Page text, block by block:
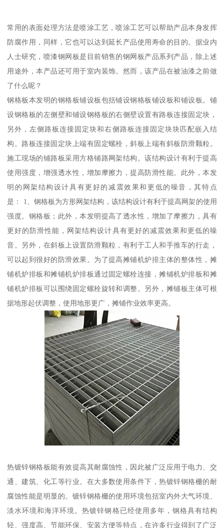
常用的表面处理方法是喷涂工艺，喷涂工艺可以帮助产品本身发挥
防腐作用，同样，它也可以达到延长产品使用寿命的目的。据业内
人士研究，喷漆钢网板是目前销售的钢网板产品系列产品，除上述
用途外，本产品还可用于室内装饰。然而，该产品在被油漆之前做
了什么呢？
钢格板本发明的钢格板铺设板包括铺设钢格板铺设板和铺设板。铺
设钢格板的左侧壁和铺设钢格板的右侧壁设置有路板连接固定块，
另外，左侧路板连接固定块和右侧路板连接固定块块匹配嵌入结
构。路板连接固定块上端有固定螺栓，斜板上端有斜板防滑颗粒。
施工现场的铺路板采用方格铺路网架结构。该结构设计有利于提高
使用强度，增强透水性，增加摩擦力，提高防滑性能。此外，本发
明的网架结构设计具有更好的减震效果和更低的噪音，其特点
是： 1、钢格板为方形网架结构，该结构设计有利于提高网架的使用
强度。钢格板；此外，本发明提高了透水性，增加了摩擦力，具有
更好的防滑性能，网架结构设计具有更好的减震效果和更低的噪
音。另外，在斜板上设置防滑颗粒，有利于工人和手推车的行走，
可以起到很好的防滑效果。为了提高摊铺机炉排主体的整体性，摊
铺机炉排板和摊铺机炉排板通过固定螺栓连接，摊铺机炉排板和摊
铺机炉排板可以围绕固定螺栓旋转和调整。另外，摊铺板主体可根
据地形起伏调整，使用地形更广，摊铺作业效率更高。
热镀锌钢格板能有效提高其耐腐蚀性，因此被广泛应用于电力、交
通、建筑、化工等行业。在大多数使用条件下，热镀锌钢格栅的耐
腐蚀性能是明显的。镀锌钢格栅的使用环境包括室内外大气环境、
淡水环境和海洋环境。热镀锌钢格已经使用多年，钢格具有结构
轻、强度高、节能环保、安装方便等特点，在许多行业得到了广泛